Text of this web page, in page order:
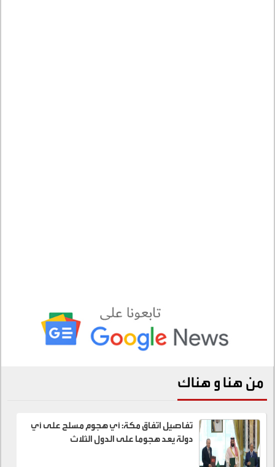
من هنا و هناك
تفاصيل اتفاق مكة: أي هجوم مسلح على أي
دولة يعد هجوما على الدول الثلاث